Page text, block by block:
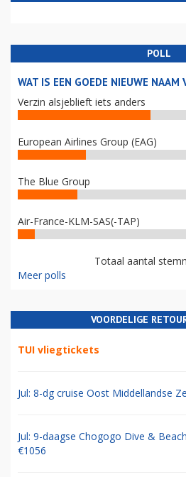
POLL
WAT IS EEN GOEDE NIEUWE NAAM
Verzin alsjeblieft iets anders
European Airlines Group (EAG)
The Blue Group
Air-France-KLM-SAS(-TAP)
Totaal aantal
Meer polls
VOORDELIGE
TUI vliegtickets
Jul: 8-dg cruise Oost Middellandse
Jul: 9-daagse Chogogo Dive &
€1056